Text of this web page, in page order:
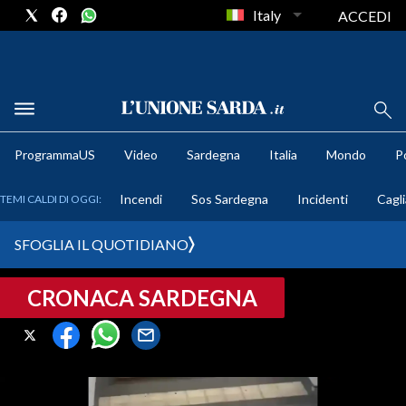
METEO
CRONACA SARDEGNA
CAGLIARI
SULCIS IGLESIENTE
Italy ACCEDI
ProgrammaUS Video Sardegna Italia Mondo
TEMI CALDI DI OGGI: Incendi Sos Sardegna Incidenti
SFOGLIA IL QUOTIDIANO
CRONACA SARDEGNA